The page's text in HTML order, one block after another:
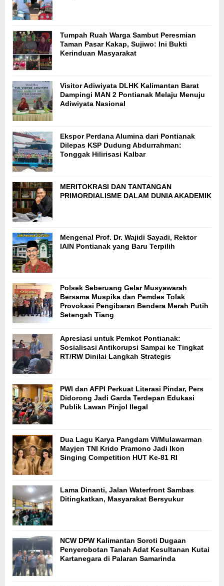
Tumpah Ruah Warga Sambut Peresmian
Taman Pasar Kakap, Sujiwo: Ini Bukti
Kerinduan Masyarakat
Visitor Adiwiyata DLHK Kalimantan Barat
Dampingi MAN 2 Pontianak Melaju Menuju
Adiwiyata Nasional
Ekspor Perdana Alumina dari Pontianak
Dilepas KSP Dudung Abdurrahman:
Tonggak Hilirisasi Kalbar
MERITOKRASI DAN TANTANGAN
PRIMORDIALISME DALAM DUNIA AKADEMIK
Mengenal Prof. Dr. Wajidi Sayadi, Rektor
IAIN Pontianak yang Baru Terpilih
Polsek Seberuang Gelar Musyawarah
Bersama Muspika dan Pemdes Tolak
Provokasi Pengibaran Bendera Merah Putih
Setengah Tiang
Apresiasi untuk Pemkot Pontianak:
Sosialisasi Antikorupsi Sampai ke Tingkat
RT/RW Dinilai Langkah Strategis
PWI dan AFPI Perkuat Literasi Pindar, Pers
Didorong Jadi Garda Terdepan Edukasi
Publik Lawan Pinjol Ilegal
Dua Lagu Karya Pangdam VI/Mulawarman
Mayjen TNI Krido Pramono Jadi Ikon
Singing Competition HUT Ke-81 RI
Lama Dinanti, Jalan Waterfront Sambas
Ditingkatkan, Masyarakat Bersyukur
NCW DPW Kalimantan Soroti Dugaan
Penyerobotan Tanah Adat Kesultanan Kutai
Kartanegara di Palaran Samarinda